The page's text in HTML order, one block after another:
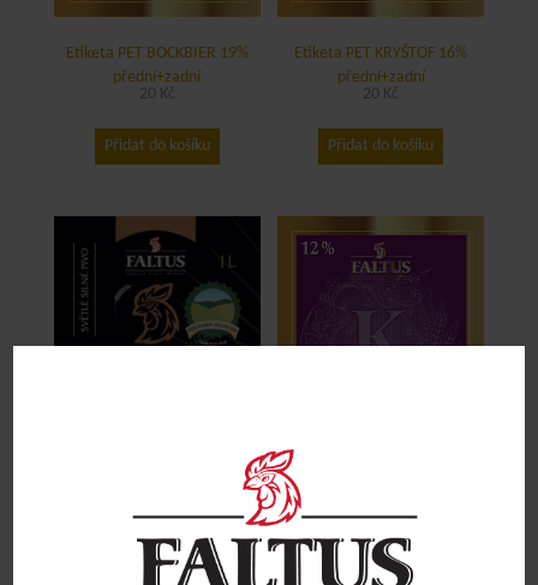
Etiketa PET BOCKBIER 19%
přední+zadní
20 Kč
Přidat do košíku
Etiketa PET KRYŠTOF 16%
přední+zadní
20 Kč
Přidat do košíku
Etiketa PET KOHOUT 13% 1l –
světlý speciál
Etiketa PET KENDY 12%
přední+zadní
20Kč